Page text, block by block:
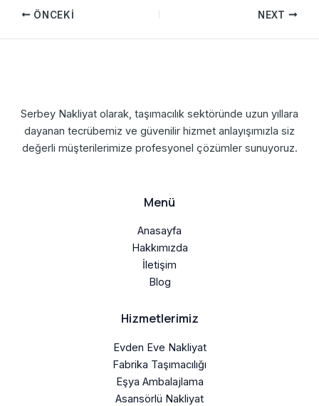
ÖNCEKI NEXT
Serbey Nakliyat olarak, taşımacılık sektöründe uzun yıllara
dayanan tecrübemiz ve güvenilir hizmet anlayışımızla siz
değerli müşterilerimize profesyonel çözümler sunuyoruz.
Menü
Anasayfa
Hakkımızda
İletişim
Blog
Hizmetlerimiz
Evden Eve Nakliyat
Fabrika Taşımacılığı
Eşya Ambalajlama
Asansörlü Nakliyat